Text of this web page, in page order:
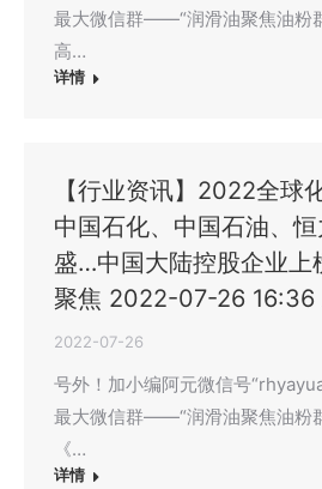
最大微信群——“润滑油聚焦油粉群
高…
详情
【行业资讯】2022全球
中国石化、中国石油、
盛…中国大陆控股企业上
聚焦 2022-07-26 16:36
2022-07-26
号外！加小编阿元微信号
最大微信群——“润滑油聚焦油粉
《…
详情